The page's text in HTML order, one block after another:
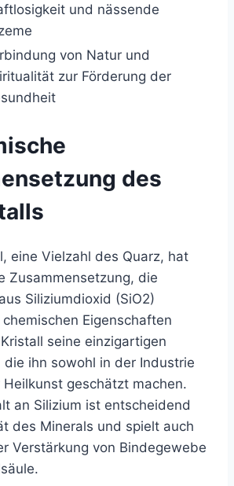
und nässende
von Natur und
zur Förderung der
des
eine Vielzahl des Quarz, hat
Zusammensetzung, die
Siliziumdioxid (SiO2)
Eigenschaften
seine einzigartigen
die ihn sowohl in der Industrie
geschätzt machen.
an Silizium ist entscheidend
des Minerals und spielt auch
Verstärkung von Bindegewebe